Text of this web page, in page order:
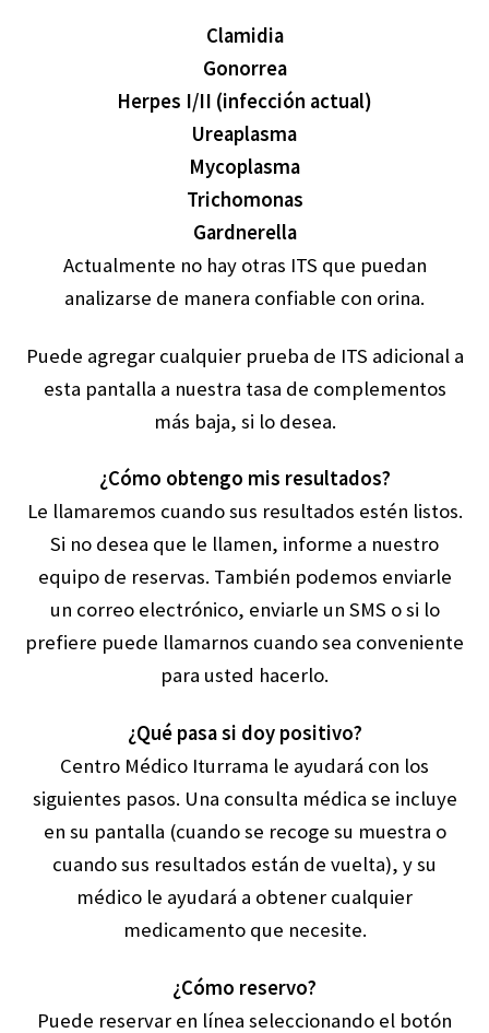
Clamidia
Gonorrea
Herpes I/II (infección actual)
Ureaplasma
Mycoplasma
Trichomonas
Gardnerella
Actualmente no hay otras ITS que puedan
analizarse de manera confiable con orina.
Puede agregar cualquier prueba de ITS adicional a
esta pantalla a nuestra tasa de complementos
más baja, si lo desea.
¿Cómo obtengo mis resultados?
Le llamaremos cuando sus resultados estén listos.
Si no desea que le llamen, informe a nuestro
equipo de reservas. También podemos enviarle
un correo electrónico, enviarle un SMS o si lo
prefiere puede llamarnos cuando sea conveniente
para usted hacerlo.
¿Qué pasa si doy positivo?
Centro Médico Iturrama le ayudará con los
siguientes pasos. Una consulta médica se incluye
en su pantalla (cuando se recoge su muestra o
cuando sus resultados están de vuelta), y su
médico le ayudará a obtener cualquier
medicamento que necesite.
¿Cómo reservo?
Puede reservar en línea seleccionando el botón